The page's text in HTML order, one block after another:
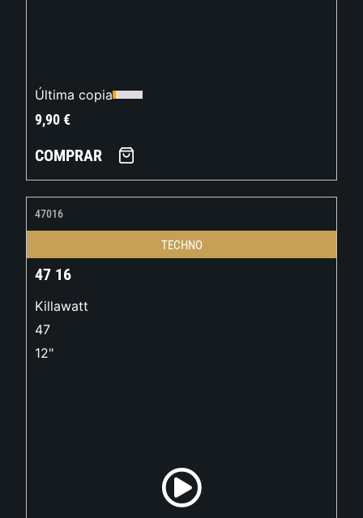
Última copia
9,90€
COMPRAR
47016
TECHNO
47 16
Killawatt
47
12"